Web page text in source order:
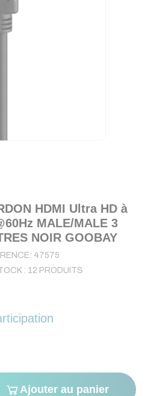
HDMI Ultra HD à
MALE/MALE 3
NOIR GOOBAY
47575
: 12 PRODUITS
Ajouter au panier